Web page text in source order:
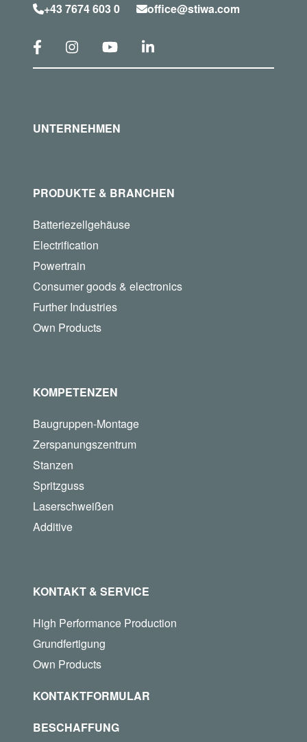
+43 7674 603 0
office@stiwa.com
UNTERNEHMEN
PRODUKTE & BRANCHEN
Batteriezellgehäuse
Electrification
Powertrain
Consumer goods & electronics
Further Industries
Own Products
KOMPETENZEN
Baugruppen-Montage
Zerspanungszentrum
Stanzen
Spritzguss
Laserschweißen
Additive
KONTAKT & SERVICE
High Performance Production
Grundfertigung
Own Products
KONTAKTFORMULAR
BESCHAFFUNG